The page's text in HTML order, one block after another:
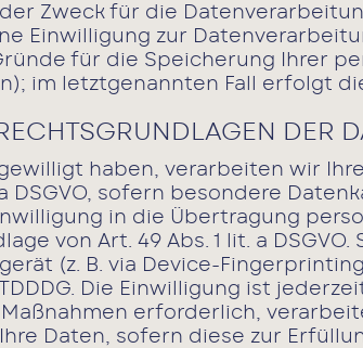
Zweck für die
Einwilligung zur
für die Speicherung Ihrer
im letztgenannten Fall erfolgt
DER
haben, verarbeiten wir
a DSGVO, sofern besondere
in die Übertragung
von Art. 49 Abs. 1 lit. a
(z. B. via Device-
TDDDG. Die Einwilligung ist
erforderlich,
Ihre Daten, sofern diese zur